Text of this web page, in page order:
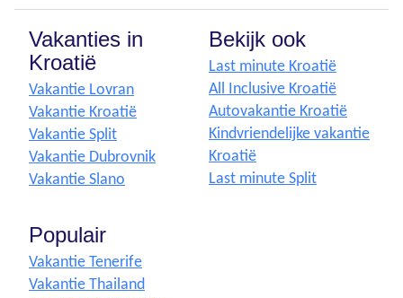
Vakanties in
Kroatië
Vakantie Lovran
Vakantie Kroatië
Vakantie Split
Vakantie Dubrovnik
Vakantie Slano
Bekijk ook
Last minute Kroatië
All Inclusive Kroatië
Autovakantie Kroatië
Kindvriendelijke vakantie
Kroatië
Last minute Split
Populair
Vakantie Tenerife
Vakantie Thailand